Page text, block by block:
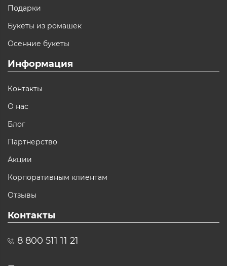
Подарки
Букеты из ромашек
Осенние букеты
Информация
Контакты
О нас
Блог
Партнерство
Акции
Корпоративным клиентам
Отзывы
Контакты
8 800 511 11 21